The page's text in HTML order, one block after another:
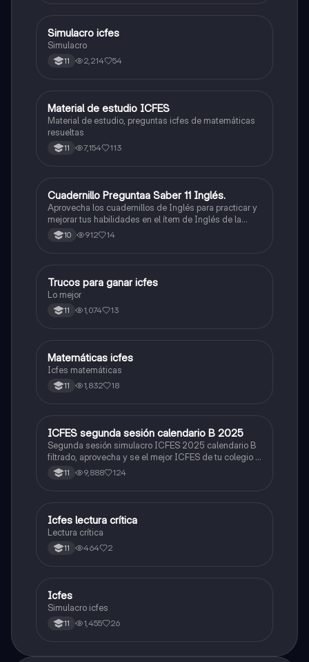
ICFES: Lectura Crítica
Simulacro icfes
Simulacro
11 2,214 54
ICFES: Matemáticas
Material de estudio ICFES
Material de estudio, preguntas icfes de matemáticas
resueltas
11 7,154 113
ICFES: Inglés
Cuadernillo Preguntaa Saber 11 Inglés.
Aprovecha los cuadernillos de Inglés para practicar y
mejorar tus habilidades en el ítem de Inglés de la
Prueba Saber 11. 🫡
10 912 14
Química
Trucos para ganar icfes
Lo mejor
11 1,074 13
ICFES: Matemáticas
Matemáticas icfes
Icfes matemáticas
11 1,832 18
ICFES: Lectura Crítica
ICFES segunda sesión calendario B 2025
Segunda sesión simulacro ICFES 2025 calendario B
filtrado, aprovecha y se el mejor ICFES de tu colegio y
poder ingresar a universidad, y estudiar aquella
carrera con la que tanto sueñas.
11 9,888 124
Lengua Castellana
Icfes lectura crítica
Lectura crítica
11 464 2
ICFES: Sociales y Ciudadanas
Icfes
Simulacro icfes
11 1,455 26